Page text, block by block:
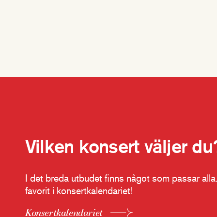
Vilken konsert väljer
I det breda utbudet finns något som passar
favorit i konsertkalendariet!
Konsertkalendariet